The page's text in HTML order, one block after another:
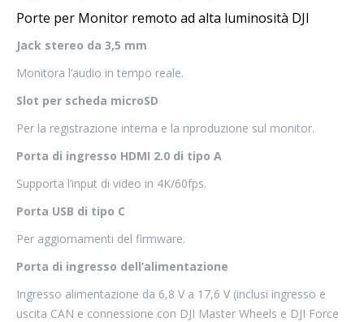
Porte per Monitor remoto ad alta luminosità DJI
Jack stereo da 3,5 mm
Monitora l’audio in tempo reale.
Slot per scheda microSD
Per la registrazione interna e la riproduzione sul monitor.
Porta di ingresso HDMI 2.0 di tipo A
Supporta l’input di video in 4K/60fps.
Porta USB di tipo C
Per aggiornamenti del firmware.
Porta di ingresso dell’alimentazione
Ingresso alimentazione da 6,8 V a 17,6 V (inclusi ingresso e
uscita CAN e connessione con DJI Master Wheels e DJI Force